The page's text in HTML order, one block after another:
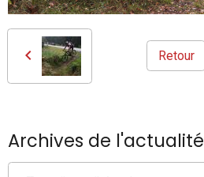
Retour
Archives de l'actualité